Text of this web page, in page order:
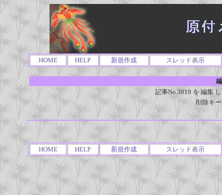
HOME HELP 新規作成 スレッド表示
記事No.3819 を 編集
削除キ
HOME HELP 新規作成 スレッド表示